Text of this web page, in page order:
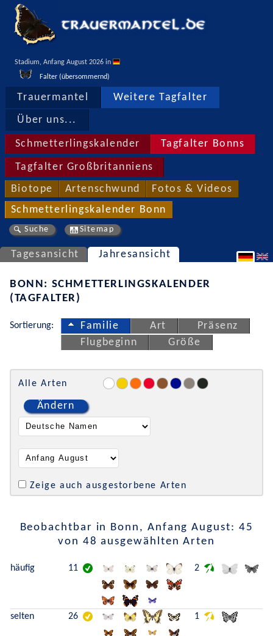
Stadium, Anfang August 2026 in
Falter (übersommernd)
Trauermantel Weitere Tagfalter
Über uns...
Schmetterlingskalender Tagfalter Bonns
Tagfalter Großbritanniens
Biotope Artenschwund Fotos & Videos
Schmetterlingskalender Bonn
Suche Sitemap
Tagesansicht Jahresansicht
BONN: SCHMETTERLINGSKALENDER
(TAGFALTER)
Sortierung: Familie Art
Präsenz
Flugbeginn
Größe
Alle Arten
Ändern
Zeige auch ausgestorbene Arten
Beobachtbar in Bonn, Anfang August: 45
von 48 ausgewählten Arten
häufig 11 2
selten 26 1